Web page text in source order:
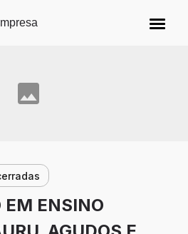
EM ENSINO